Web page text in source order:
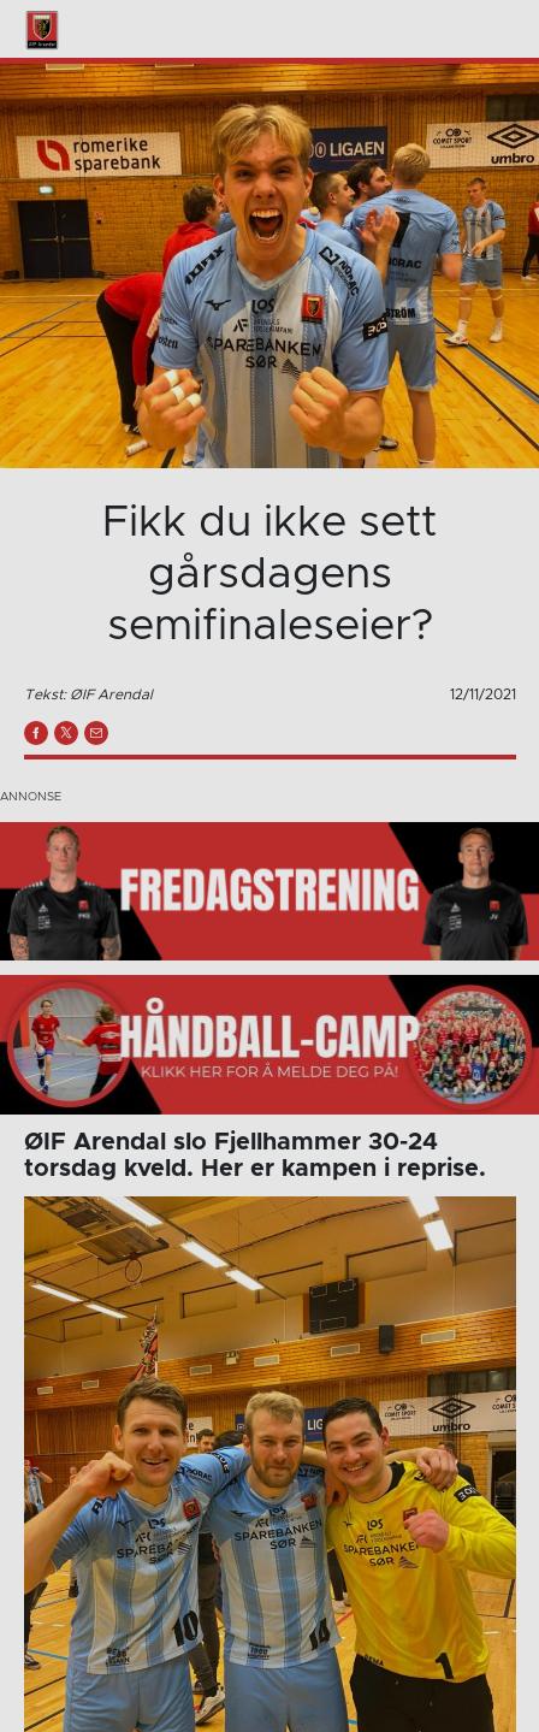
Fikk du ikke sett
gårsdagens
semifinaleseier?
Tekst: ØIF Arendal 12/11/2021
ØIF Arendal slo Fjellhammer 30-24
torsdag kveld. Her er kampen i reprise.